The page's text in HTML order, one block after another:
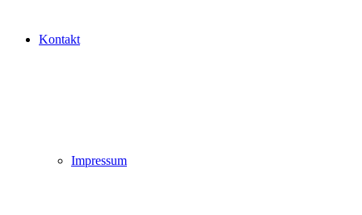
Kontakt
Impressum